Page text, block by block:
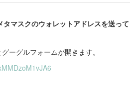
マスクのウォレットアドレスを送って
ーグルフォームが開きます。